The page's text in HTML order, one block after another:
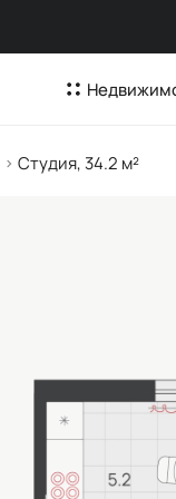
Студия, 34.2 м²